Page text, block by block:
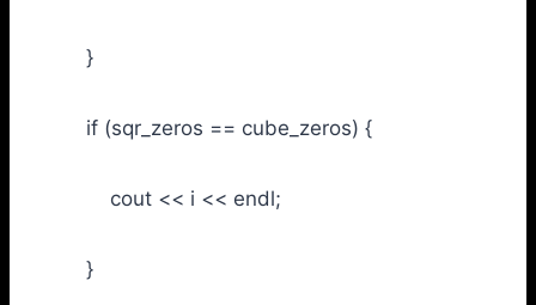
}
if (sqr_zeros == cube_zeros) {
cout << i << endl;
}